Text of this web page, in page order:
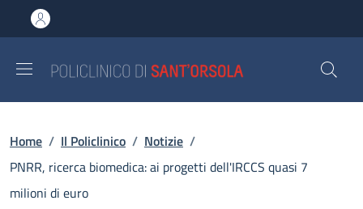
al contenuto principale
to footer content
Briciole di pane
Home / Il Policlinico / Notizie /
PNRR, ricerca biomedica: ai progetti dell'IRCCS quasi 7
milioni di euro